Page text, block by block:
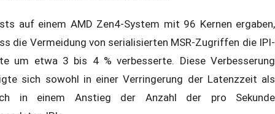
auf einem AMD Zen4-System mit 96 Kernen ergaben,
die Vermeidung von serialisierten MSR-Zugriffen die IPI-
um etwa 3 bis 4 % verbesserte. Diese Verbesserung
sich sowohl in einer Verringerung der Latenzzeit als
in einem Anstieg der Anzahl der pro Sekunde